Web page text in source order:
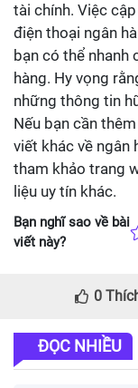
tài chính. Việc
điện thoại ngân
bạn có thể nhanh
hàng. Hy vọng
những thông tin
Nếu bạn cần
viết khác về ngân
tham khảo trang
liệu uy tín khác.
Bạn nghĩ sao về bài
viết này?
0
ĐỌC NHIỀU